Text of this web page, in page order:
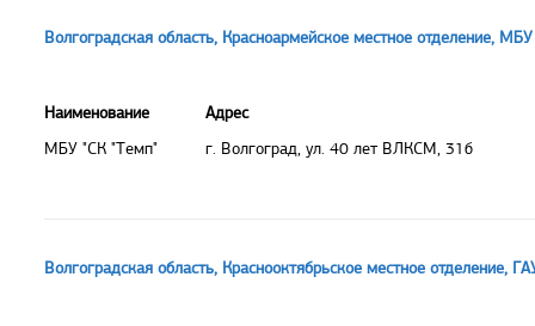
Волгоградская область, Красноармейское местное отделение,
Наименование
МБУ "СК "Темп"
Адрес
г. Волгоград, ул. 40 лет ВЛКСМ, 31б
Волгоградская область, Краснооктябрьское местное отделение,